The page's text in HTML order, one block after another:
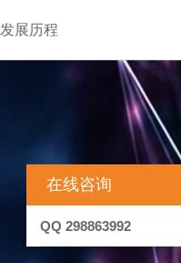
发展历程
在线咨询
QQ 298863992